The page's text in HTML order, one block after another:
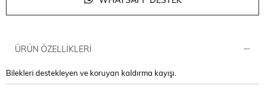
ÜRÜN ÖZELLIKLERI
Bilekleri destekleyen ve koruyan kaldırma kayışı.